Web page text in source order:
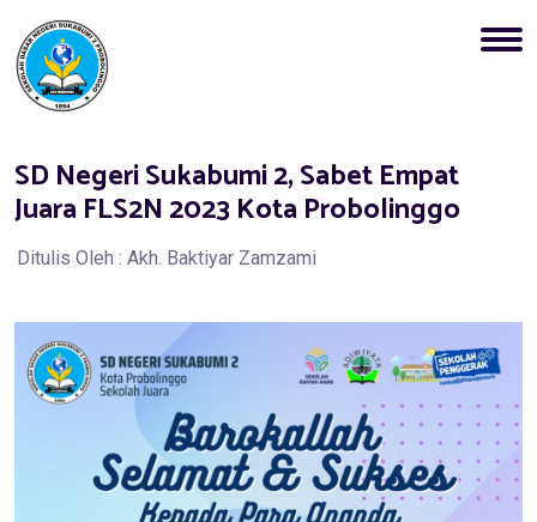
SD Negeri Sukabumi 2, Sabet Empat
Juara FLS2N 2023 Kota Probolinggo
Ditulis Oleh : Akh. Baktiyar Zamzami